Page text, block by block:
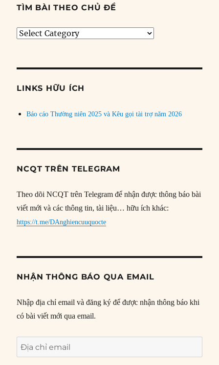
TÌM BÀI THEO CHỦ ĐỀ
Tìm
đề
LINKS HỮU ÍCH
Báo cáo Thường niên 2025 và Kêu gọi tài trợ năm 2026
NCQT TRÊN TELEGRAM
Theo dõi NCQT trên Telegram để nhận được thông báo bài
viết mới và các thông tin, tài liệu… hữu ích khác:
https://t.me/DAnghiencuuquocte
NHẬN THÔNG BÁO QUA EMAIL
Nhập địa chỉ email và đăng ký để được nhận thông báo khi
có bài viết mới qua email.
Địa
chỉ